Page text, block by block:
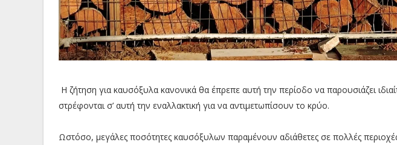
Η ζήτηση για καυσόξυλα κανονικά θα έπρεπε αυτή την περίοδο να παρουσιάζει
στρέφονται σ’ αυτή την εναλλακτική για να αντιμετωπίσουν το κρύο.
Ωστόσο, μεγάλες ποσότητες καυσόξυλων παραμένουν αδιάθετες σε πολλές